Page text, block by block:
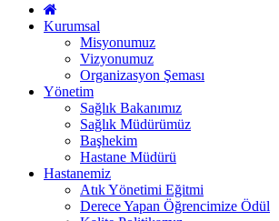
Kurumsal
Misyonumuz
Vizyonumuz
Organizasyon Şeması
Yönetim
Sağlık Bakanımız
Sağlık Müdürümüz
Başhekim
Hastane Müdürü
Hastanemiz
Atık Yönetimi Eğitmi
Derece Yapan Öğrencimize Ödül